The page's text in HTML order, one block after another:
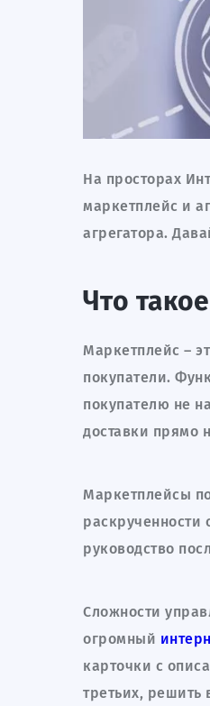
На просторах
маркетплейс и
агрегатора.
Что
Маркетплейс –
покупатели.
покупателю не
доставки прямо
Маркетплейсы
руководство
Сложности
огромный
карточки с
третьих, решить